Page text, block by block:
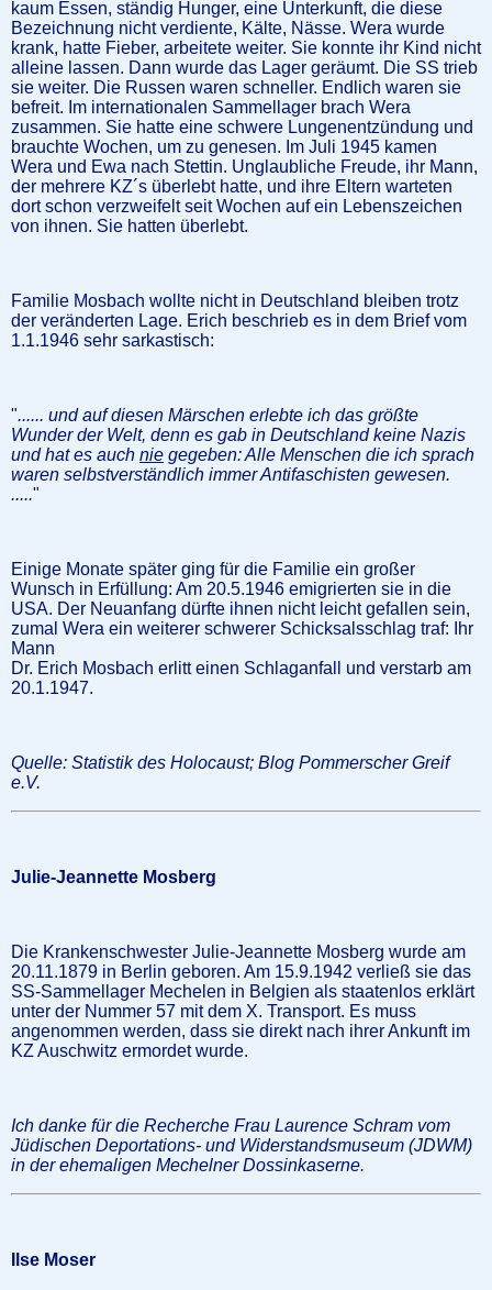
kaum Essen, ständig Hunger, eine Unterkunft, die diese
Bezeichnung nicht verdiente, Kälte, Nässe. Wera wurde
krank, hatte Fieber, arbeitete weiter. Sie konnte ihr Kind nicht
alleine lassen. Dann wurde das Lager geräumt. Die SS trieb
sie weiter. Die Russen waren schneller. Endlich waren sie
befreit. Im internationalen Sammellager brach Wera
zusammen. Sie hatte eine schwere Lungenentzündung und
brauchte Wochen, um zu genesen. Im Juli 1945 kamen
Wera und Ewa nach Stettin. Unglaubliche Freude, ihr Mann,
der mehrere KZ´s überlebt hatte, und ihre Eltern warteten
dort schon verzweifelt seit Wochen auf ein Lebenszeichen
von ihnen. Sie hatten überlebt.
Familie Mosbach wollte nicht in Deutschland bleiben trotz
der veränderten Lage. Erich beschrieb es in dem Brief vom
1.1.1946 sehr sarkastisch:
"...... und auf diesen Märschen erlebte ich das größte
Wunder der Welt, denn es gab in Deutschland keine Nazis
und hat es auch nie gegeben: Alle Menschen die ich sprach
waren selbstverständlich immer Antifaschisten gewesen.
....."
Einige Monate später ging für die Familie ein großer
Wunsch in Erfüllung: Am 20.5.1946 emigrierten sie in die
USA. Der Neuanfang dürfte ihnen nicht leicht gefallen sein,
zumal Wera ein weiterer schwerer Schicksalsschlag traf: Ihr
Mann
Dr. Erich Mosbach erlitt einen Schlaganfall und verstarb am
20.1.1947.
Quelle: Statistik des Holocaust; Blog Pommerscher Greif
e.V.
Julie-Jeannette Mosberg
Die Krankenschwester Julie-Jeannette Mosberg wurde am
20.11.1879 in Berlin geboren. Am 15.9.1942 verließ sie das
SS-Sammellager Mechelen in Belgien als staatenlos erklärt
unter der Nummer 57 mit dem X. Transport. Es muss
angenommen werden, dass sie direkt nach ihrer Ankunft im
KZ Auschwitz ermordet wurde.
Ich danke für die Recherche Frau Laurence Schram vom
Jüdischen Deportations- und Widerstandsmuseum (JDWM)
in der ehemaligen Mechelner Dossinkaserne.
Ilse Moser